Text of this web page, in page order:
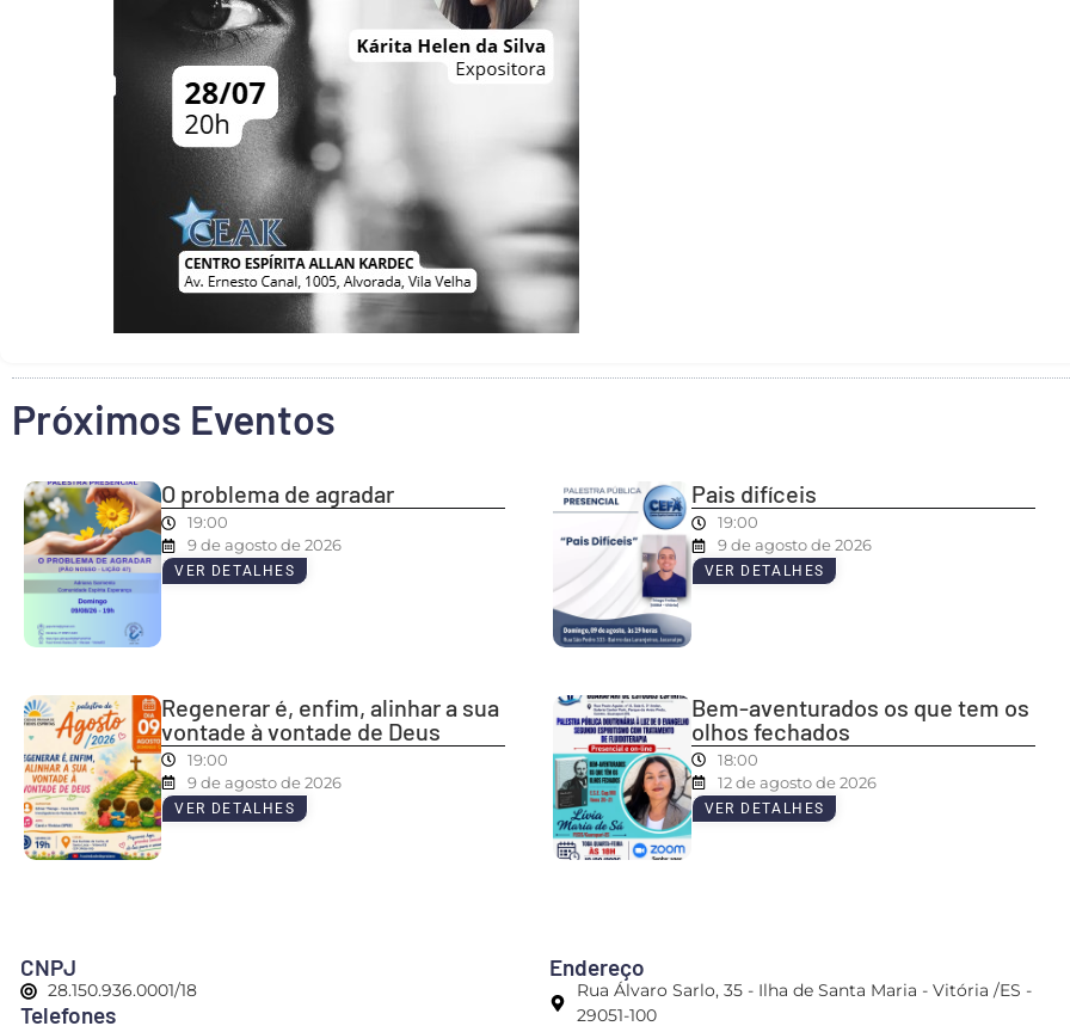
Próximos Eventos
O problema de agradar
19:00
9 de agosto de 2026
VER DETALHES
Pais difíceis
19:00
9 de agosto de 2026
VER DETALHES
Regenerar é, enfim, alinhar a sua
vontade à vontade de Deus
19:00
9 de agosto de 2026
VER DETALHES
Bem-aventurados os que tem os
olhos fechados
18:00
12 de agosto de 2026
VER DETALHES
CNPJ
28.150.936.0001/18
Telefones
Endereço
Rua Álvaro Sarlo, 35 - Ilha de Santa Maria - Vitória /ES -
29051-100